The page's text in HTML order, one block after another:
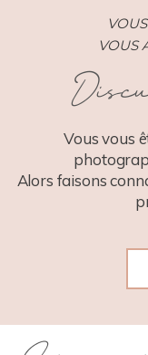
POST COMMENT
VOUS
Vous vous
Alors faisons